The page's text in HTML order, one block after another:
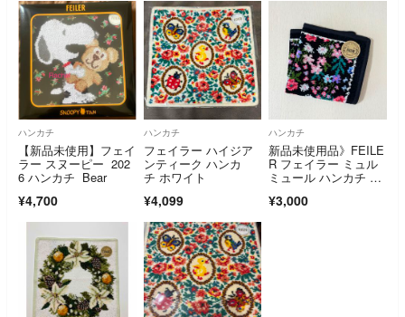
ハンカチ
【新品未使用】フェイ
ラー スヌーピー 202
6 ハンカチ Bear
¥4,700
ハンカチ
フェイラー ハイジア
ンティーク ハンカ
チ ホワイト
¥4,099
ハンカチ
新品未使用品》FEILE
R フェイラー ミュル
ミュール ハンカチ ブ
¥3,000